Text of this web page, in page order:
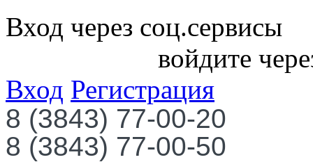
Вход через соц.сервисы
войдите
Вход Регистрация
8 (3843) 77-00-20
8 (3843) 77-00-50